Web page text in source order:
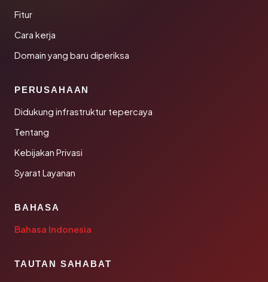
Fitur
Cara kerja
Domain yang baru diperiksa
PERUSAHAAN
Didukung infrastruktur tepercaya
Tentang
Kebijakan Privasi
Syarat Layanan
BAHASA
Bahasa Indonesia
TAUTAN SAHABAT